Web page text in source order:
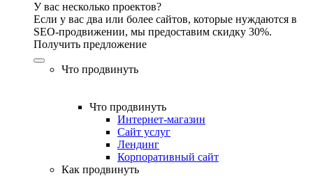
У вас несколько проектов?
Если у вас два или более сайтов, которые нуждаются в
SEO-продвижении, мы предоставим скидку 30%.
Получить предложение
Что продвинуть
Что продвинуть
Интернет-магазин
Сайт услуг
Лендинг
Корпоративный сайт
Как продвинуть